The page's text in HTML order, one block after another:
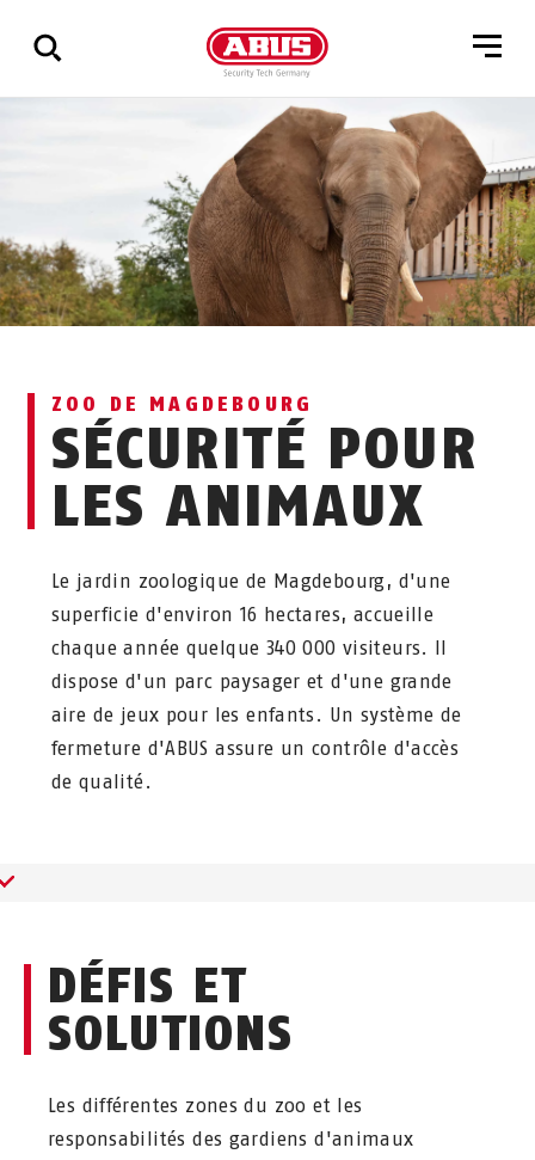
résultats
ZOO DE MAGDEBOURG
SÉCURITÉ POUR
LES ANIMAUX
Le jardin zoologique de Magdebourg, d'une
superficie d'environ 16 hectares, accueille
chaque année quelque 340 000 visiteurs. Il
dispose d'un parc paysager et d'une grande
aire de jeux pour les enfants. Un système de
fermeture d'ABUS assure un contrôle d'accès
de qualité.
DÉFIS ET
SOLUTIONS
Les différentes zones du zoo et les
responsabilités des gardiens d'animaux